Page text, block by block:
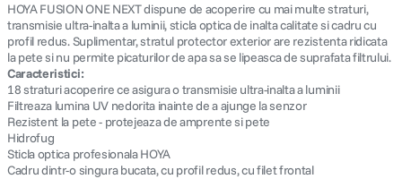
HOYA FUSION ONE NEXT dispune de acoperire cu mai multe straturi,
transmisie ultra-inalta a luminii, sticla optica de inalta calitate si cadru cu
profil redus. Suplimentar, stratul protector exterior are rezistenta ridicata
la pete si nu permite picaturilor de apa sa se lipeasca de suprafata filtrului.
Caracteristici:
18 straturi acoperire ce asigura o transmisie ultra-inalta a luminii
Filtreaza lumina UV nedorita inainte de a ajunge la senzor
Rezistent la pete - protejeaza de amprente si pete
Hidrofug
Sticla optica profesionala HOYA
Cadru dintr-o singura bucata, cu profil redus, cu filet frontal